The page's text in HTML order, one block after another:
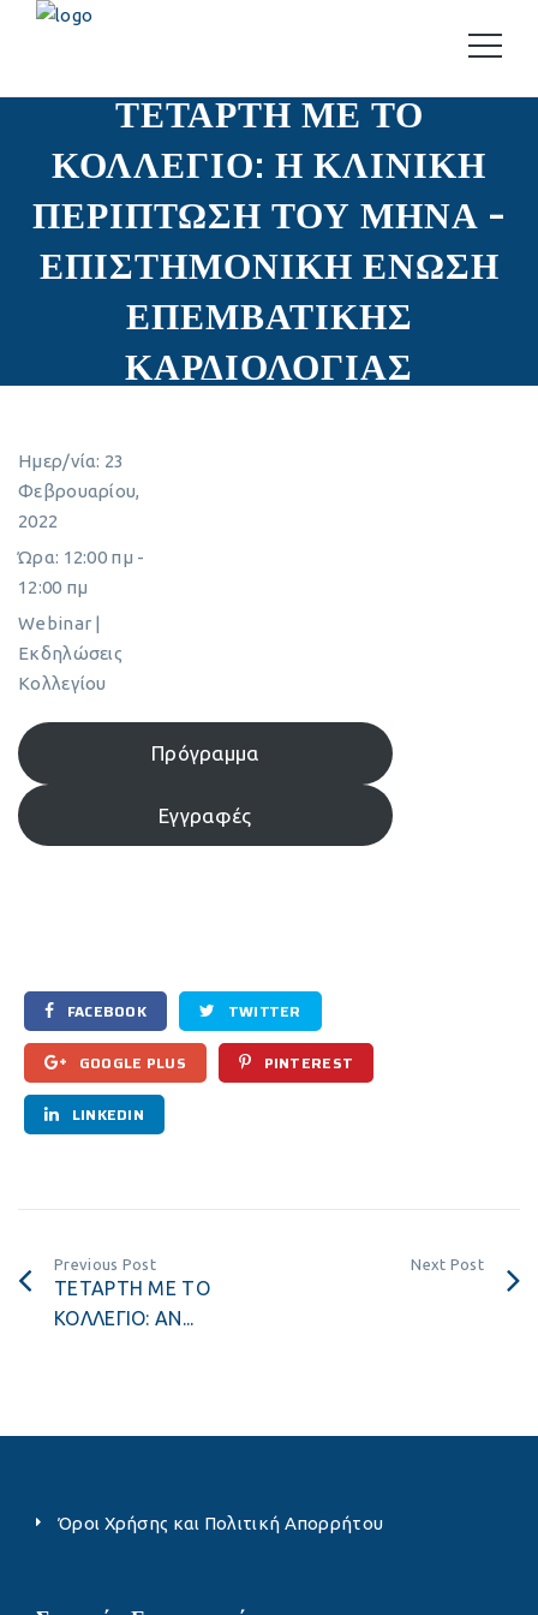
ΤΕΤΑΡΤΗ ΜΕ ΤΟ
ΚΟΛΛΕΓΙΟ: Η ΚΛΙΝΙΚΗ
ΠΕΡΙΠΤΩΣΗ ΤΟΥ ΜΗΝΑ –
ΕΠΙΣΤΗΜΟΝΙΚΗ ΕΝΩΣΗ
ΕΠΕΜΒΑΤΙΚΗΣ
ΚΑΡΔΙΟΛΟΓΙΑΣ
Ημερ/νία: 23
Φεβρουαρίου,
2022
Ώρα: 12:00 πμ -
12:00 πμ
Webinar |
Εκδηλώσεις
Κολλεγίου
Πρόγραμμα
Εγγραφές
FACEBOOK TWITTER
GOOGLE PLUS PINTEREST
LINKEDIN
Previous Post
ΤΕΤΑΡΤΗ ΜΕ ΤΟ
ΚΟΛΛΕΓΙΟ: AN...
Next Post
Όροι Χρήσης και Πολιτική Απορρήτου